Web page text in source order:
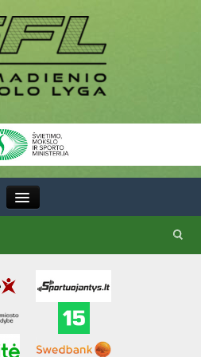
SFL taurė
7x7 CUP